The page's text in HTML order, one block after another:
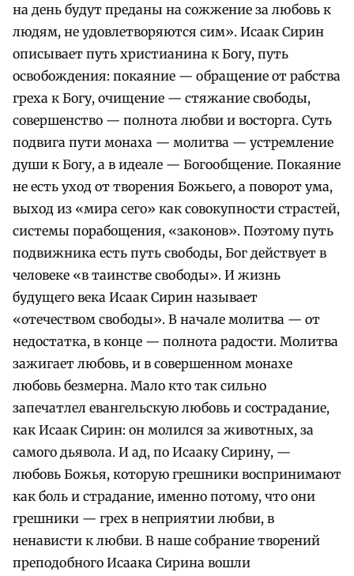
на день будут преданы на сожжение за любовь к
людям, не удовлетворяются сим». Исаак Сирин
описывает путь христианина к Богу, путь
освобождения: покаяние — обращение от рабства
греха к Богу, очищение — стяжание свободы,
совершенство — полнота любви и восторга. Суть
подвига пути монаха — молитва — устремление
души к Богу, а в идеале — Богообщение. Покаяние
не есть уход от творения Божьего, а поворот ума,
выход из «мира сего» как совокупности страстей,
системы порабощения, «законов». Поэтому путь
подвижника есть путь свободы, Бог действует в
человеке «в таинстве свободы». И жизнь
будущего века Исаак Сирин называет
«отечеством свободы». В начале молитва — от
недостатка, в конце — полнота радости. Молитва
зажигает любовь, и в совершенном монахе
любовь безмерна. Мало кто так сильно
запечатлел евангельскую любовь и сострадание,
как Исаак Сирин: он молился за животных, за
самого дьявола. И ад, по Исааку Сирину, —
любовь Божья, которую грешники воспринимают
как боль и страдание, именно потому, что они
грешники — грех в неприятии любви, в
ненависти к любви. В наше собрание творений
преподобного Исаака Сирина вошли